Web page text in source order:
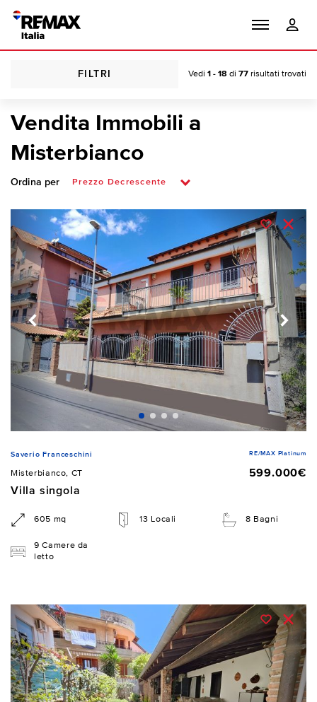
FILTRI Vedi 1 - 18 di 77 risultati trovati
Vendita Immobili a
Misterbianco
Ordina per
Saverio Franceschini RE/MAX Platinum
Misterbianco, CT
599.000€
Villa singola
605 mq 13 Locali 8 Bagni
9 Camere da
letto